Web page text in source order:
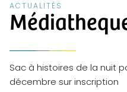
ACTUALITÉS
Sac à histoires de la nuit
décembre sur inscription